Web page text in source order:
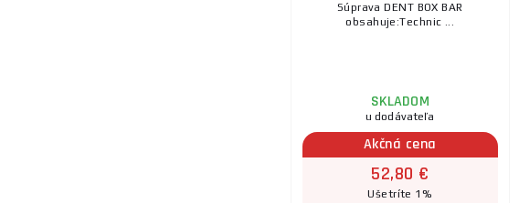
Súprava DENT BOX BAR
obsahuje:Technic ...
SKLADOM
u dodávateľa
Akčná cena
52,80 €
Ušetríte 1%